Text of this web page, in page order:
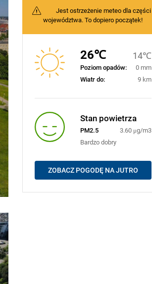
Jest ostrzeżenie meteo dla części
województwa. To dopiero początek!
26℃ 14℃
Poziom opadów:
0 mm
Wiatr do:
9 km
Stan powietrza
PM2.5
3.60 μg/m3
Bardzo dobry
ZOBACZ POGODĘ NA JUTRO